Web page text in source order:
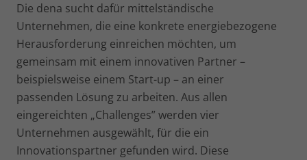
Die dena sucht dafür mittelständische
Unternehmen, die eine konkrete energiebezogene
Herausforderung einreichen möchten, um
gemeinsam mit einem innovativen Partner –
beispielsweise einem Start-up – an einer
passenden Lösung zu arbeiten. Aus allen
eingereichten „Challenges” werden vier
Unternehmen ausgewählt, für die ein
Innovationspartner gefunden wird. Diese